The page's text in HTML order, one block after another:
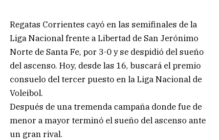
Regatas Corrientes cayó en las semifinales de la
Liga Nacional frente a Libertad de San Jerónimo
Norte de Santa Fe, por 3-0 y se despidió del sueño
del ascenso. Hoy, desde las 16, buscará el premio
consuelo del tercer puesto en la Liga Nacional de
Voleibol.
Después de una tremenda campaña donde fue de
menor a mayor terminó el sueño del ascenso ante
un gran rival.